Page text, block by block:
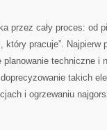
przez cały proces: od
który pracuje”.
techniczne i
takich
i ogrzewaniu